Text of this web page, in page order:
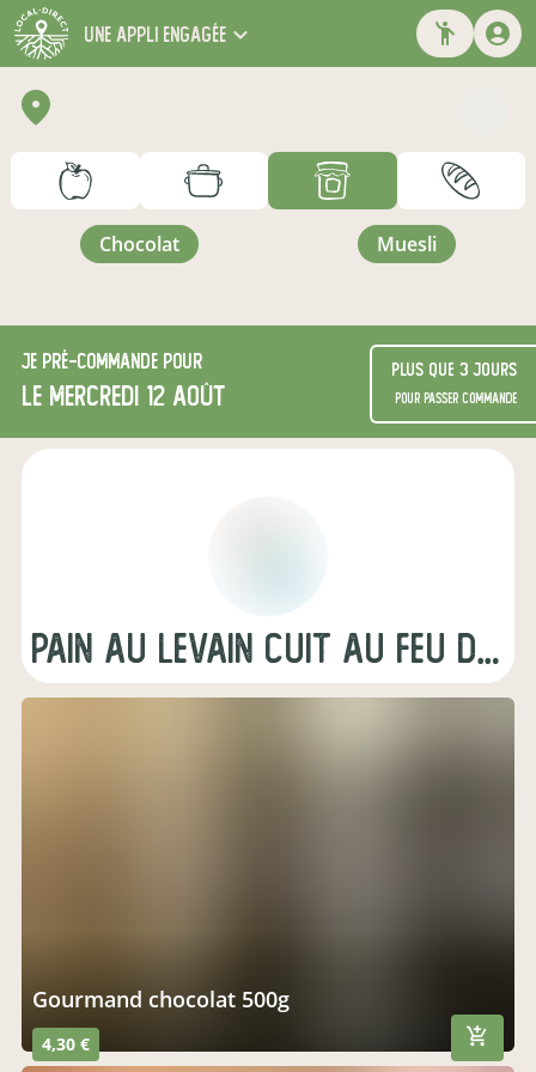
une appli engagée
chocolat muesli
Je pré-commande pour
le mercredi 12 août
Plus que 3 jours
pour passer commande
Pain au levain Cuit au feu de bois
gourmand chocolat 500g
4,30 €